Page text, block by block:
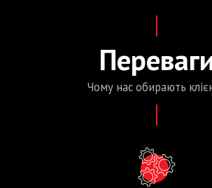
Чому насобирають